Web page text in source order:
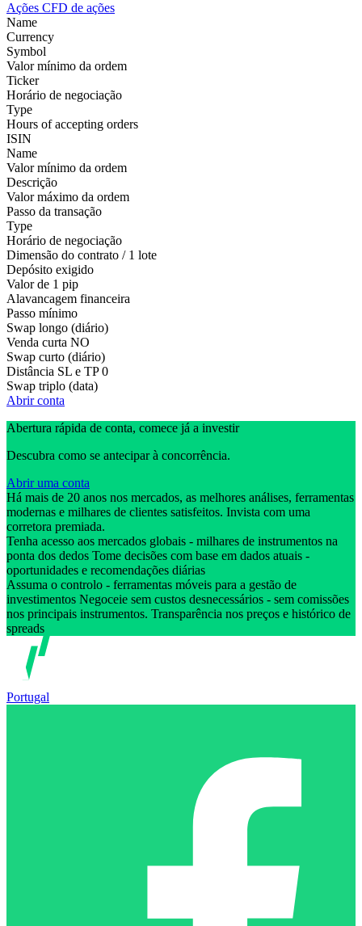
Ações CFD de ações
Name
Currency
Symbol
Valor mínimo da ordem
Ticker
Horário de negociação
Type
Hours of accepting orders
ISIN
Name
Valor mínimo da ordem
Descrição
Valor máximo da ordem
Passo da transação
Type
Horário de negociação
Dimensão do contrato / 1 lote
Depósito exigido
Valor de 1 pip
Alavancagem financeira
Passo mínimo
Swap longo (diário)
Venda curta NO
Swap curto (diário)
Distância SL e TP 0
Swap triplo (data)
Abrir conta
Abertura rápida de conta, comece já a investir
Descubra como se antecipar à concorrência.
Abrir uma conta
Há mais de 20 anos nos mercados, as melhores análises, ferramentas
modernas e milhares de clientes satisfeitos. Invista com uma
corretora premiada.
Tenha acesso aos mercados globais - milhares de instrumentos na
ponta dos dedos Tome decisões com base em dados atuais -
oportunidades e recomendações diárias
Assuma o controlo - ferramentas móveis para a gestão de
investimentos Negoceie sem custos desnecessários - sem comissões
nos principais instrumentos. Transparência nos preços e histórico de
spreads
Portugal